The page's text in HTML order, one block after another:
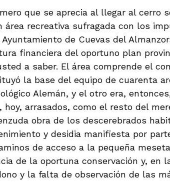
que se aprecia al llegar al cerro
área recreativa sufragada con los
Ayuntamiento de Cuevas del
financiera del oportuno plan
a saber. El área comprende el
la base del equipo de cuarenta
Alemán, y el otro era,
hoy, arrasados, como el resto del
obra de los descerebrados
y desidia manifiesta por
de acceso a la pequeña
de la oportuna conservación y, en
y la falta de observación de las